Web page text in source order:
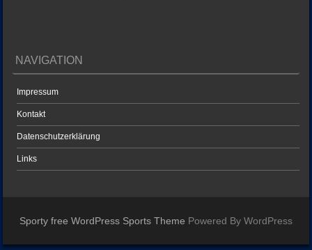
NAVIGATION
Impressum
Kontakt
Datenschutzerklärung
Links
Sporty free WordPress Sports Theme Powered By WordPress